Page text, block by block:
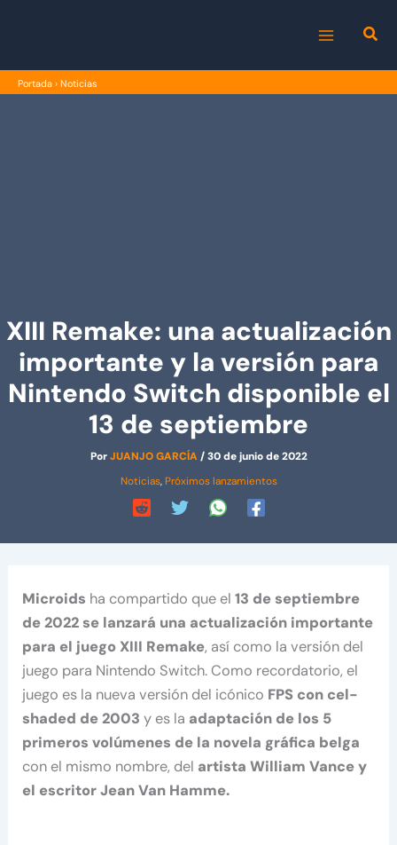
MENU
Portada › Noticias
XIII Remake: una actualización
importante y la versión para
Nintendo Switch disponible el
13 de septiembre
PorJUANJO GARCÍA/30 de junio de 2022
Noticias, Próximos lanzamientos
Microids ha compartido que el13 de septiembre
de 2022 se lanzará una actualización importante
para el juego XIII Remake, así como la versión del
juego para Nintendo Switch. Como recordatorio, el
juego es la nueva versión del icónico FPS con cel-
shaded de 2003 y es la adaptación de los 5
primeros volúmenes de la novela gráfica belga
con el mismo nombre, del artista William Vance y
el escritor Jean Van Hamme.